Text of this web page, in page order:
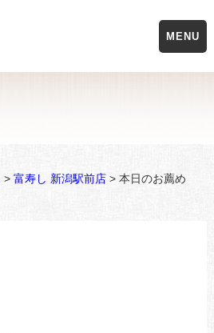
> 富寿し 新潟駅前店> 本日のお薦め
MENU